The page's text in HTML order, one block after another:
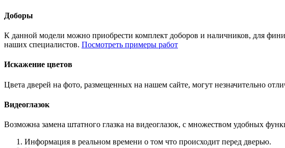
Доборы
К данной модели можно приобрести комплект доборов и наличников, для
наших специалистов. Посмотреть примеры работ
Искажение цветов
Цвета дверей на фото, размещенных на нашем сайте, могут незначительно
Видеоглазок
Возможна замена штатного глазка на видеоглазок, с множеством удобных
Информация в реальном времени о том что происходит перед дверью.